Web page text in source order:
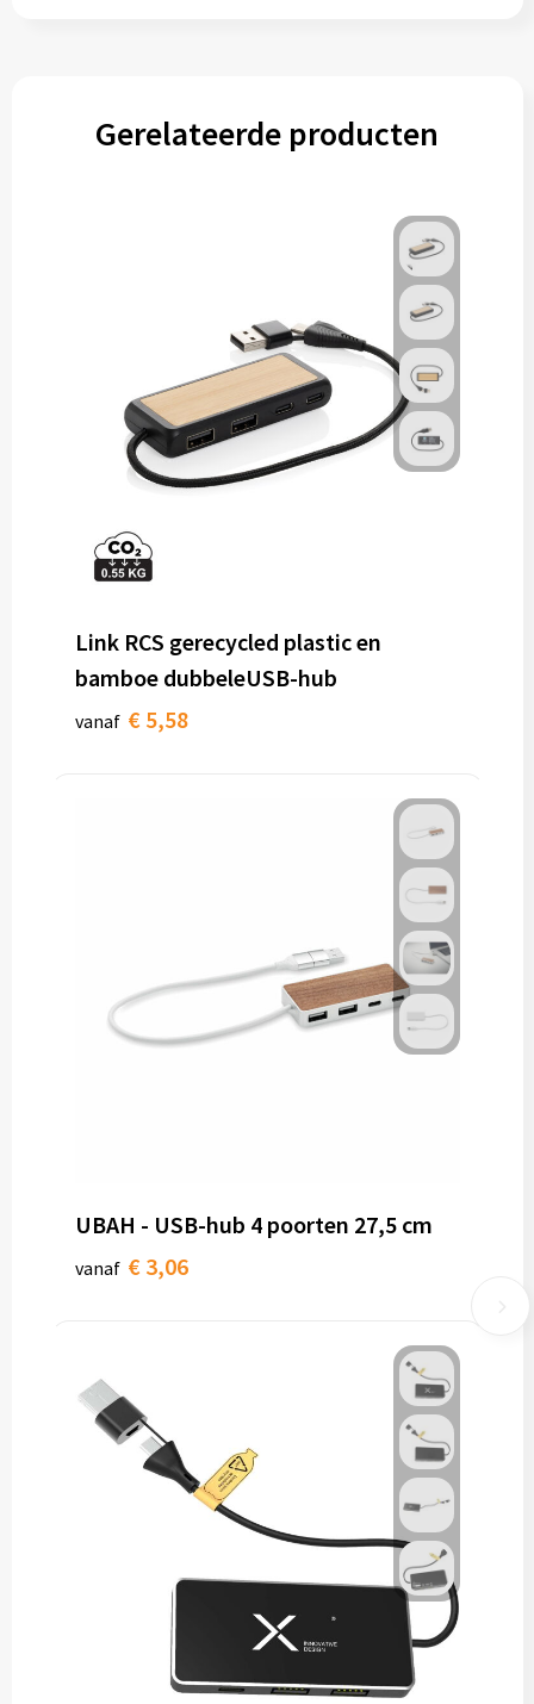
Gerelateerde producten
Link RCS gerecycled plastic en
bamboe dubbeleUSB-hub
vanaf € 5,58
UBAH - USB-hub 4 poorten 27,5 cm
vanaf € 3,06